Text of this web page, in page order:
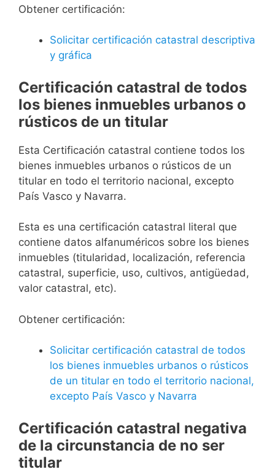
Obtener certificación:
Solicitar certificación catastral descriptiva
y gráfica
Certificación catastral de todos
los bienes inmuebles urbanos o
rústicos de un titular
Esta Certificación catastral contiene todos los
bienes inmuebles urbanos o rústicos de un
titular en todo el territorio nacional, excepto
País Vasco y Navarra.
Esta es una certificación catastral literal que
contiene datos alfanuméricos sobre los bienes
inmuebles (titularidad, localización, referencia
catastral, superficie, uso, cultivos, antigüedad,
valor catastral, etc).
Obtener certificación:
Solicitar certificación catastral de todos
los bienes inmuebles urbanos o rústicos
de un titular en todo el territorio nacional,
excepto País Vasco y Navarra
Certificación catastral negativa
de la circunstancia de no ser
titular